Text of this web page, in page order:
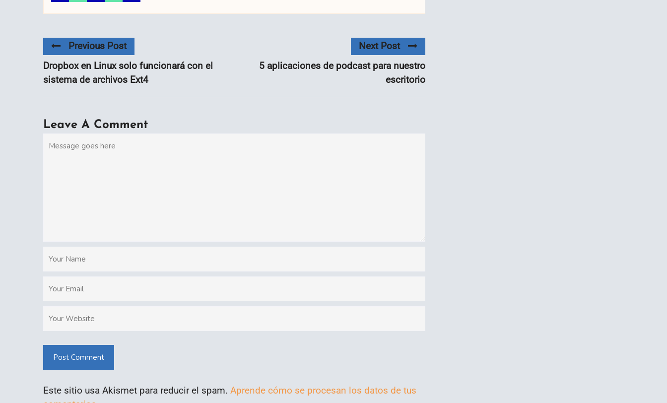
Previous Post
Dropbox en Linux solo funcionará con el
sistema de archivos Ext4
Next Post
5 aplicaciones de podcast para nuestro
escritorio
Leave A Comment
Post Comment
Este sitio usa Akismet para reducir el spam. Aprende cómo se procesan los datos de tus